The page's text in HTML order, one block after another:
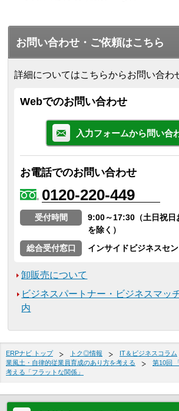
お問い合わせ・ご依頼はこちら
詳細についてはこちらからお問い合わ
Webでのお問い合わせ
入力フォームから問い合
お電話でのお問い合わせ
0120-220-449
受付時間
9:00～17:30（土日祝日
を除く）
総合受付窓口
インサイドビジネスセ
卸販売について
ビジネスパートナー・ビジネスマッ
内
ERPナビ トップ トク◎情報 IT＆ビジネスコラム
業風土・自律的従業員育成のあり方を考える
第10回
考える「フラットな関係」